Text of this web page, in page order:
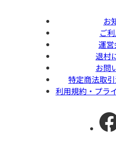
お
ご
運
退村
お問
特定商法取
利用規約・プラ